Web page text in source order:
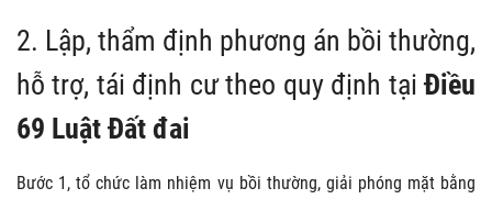
2. Lập, thẩm định phương án bồi thường,
hỗ trợ, tái định cư theo quy định tạiĐiều
69 Luật Đất đai
Bước 1, tổ chức làm nhiệm vụ bồi thường, giải phóng mặt bằng